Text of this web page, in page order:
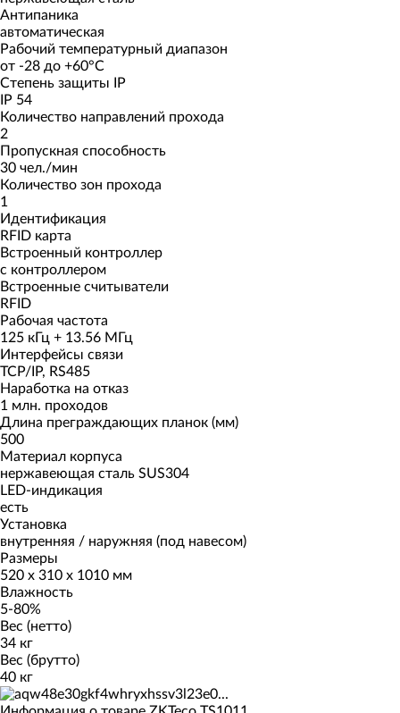
Антипаника
автоматическая
Рабочий температурный диапазон
от -28 до +60°C
Степень защиты IP
IP 54
Количество направлений прохода
2
Пропускная способность
30 чел./мин
Количество зон прохода
1
Идентификация
RFID карта
Встроенный контроллер
с контроллером
Встроенные считыватели
RFID
Рабочая частота
125 кГц + 13.56 МГц
Интерфейсы связи
TCP/IP, RS485
Наработка на отказ
1 млн. проходов
Длина преграждающих планок (мм)
500
Материал корпуса
нержавеющая сталь SUS304
LED-индикация
есть
Установка
внутренняя / наружняя (под навесом)
Размеры
520 х 310 х 1010 мм
Влажность
5-80%
Вес (нетто)
34 кг
Вес (брутто)
40 кг